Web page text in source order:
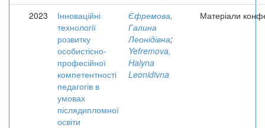
2023
Інноваційні
технології
розвитку
особистісно-
професійної
компетентності
педагогів в
умовах
післядипломної
освіти
Єфремова,
Галина
Леонідівна;
Yefremova,
Halyna
Leonidivna
Матеріали